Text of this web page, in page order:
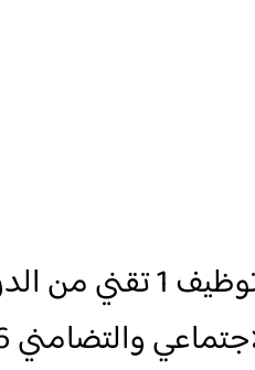
لائحة المدعوين لإجراء
والتضامني 2026